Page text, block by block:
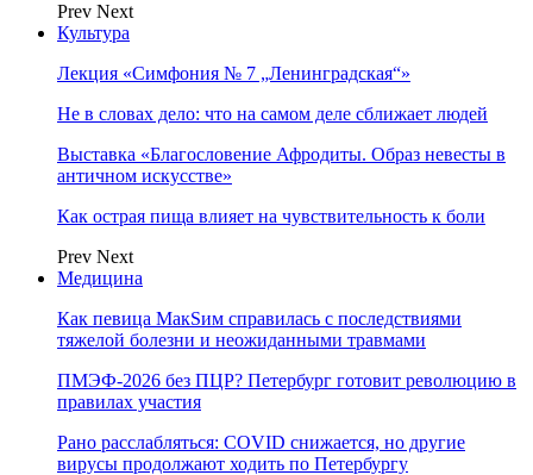
Prev Next
Культура
Лекция «Симфония № 7 „Ленинградская“»
Не в словах дело: что на самом деле сближает людей
Выставка «Благословение Афродиты. Образ невесты в
античном искусстве»
Как острая пища влияет на чувствительность к боли
Prev Next
Медицина
Как певица МакSим справилась с последствиями
тяжелой болезни и неожиданными травмами
ПМЭФ-2026 без ПЦР? Петербург готовит революцию в
правилах участия
Рано расслабляться: COVID снижается, но другие
вирусы продолжают ходить по Петербургу